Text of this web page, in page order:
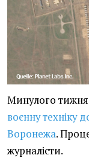
Минулого
воєнну техніку
Воронежа.
журналісти.